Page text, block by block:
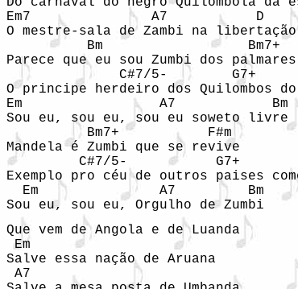
Em7               A7           D
O mestre-sala de Zambi na libertação
Bm                  Bm7+
Parece que eu sou Zumbi dos palmares
              C#7/5-        G7+
O principe herdeiro dos Quilombos
Em                 A7            Bm
Sou eu, sou eu, sou eu soweto livre
          Bm7+           F#m
Mandela é Zumbi que se revive
         C#7/5-           G7+
Exemplo pro céu de outros paises
  Em               A7         Bm
Sou eu, sou eu, Orgulho de Zumbi
Que vem de Angola e de Luanda
Em
Salve essa nação de Aruana
A7